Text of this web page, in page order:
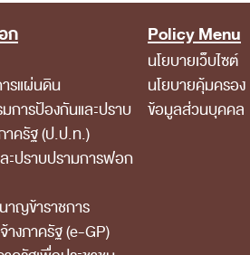
ก
รแผ่นดิน
การป้องกันและปราบ
าครัฐ (ป.ป.ท.)
ะปราบปรามการฟอก
าญข้าราชการ
งภาครัฐ (e-GP)
Policy Menu
นโยบายเว็บไซต์
นโยบายคุ้มครอง
ข้อมูลส่วนบุคคล